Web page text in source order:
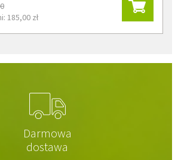
185,00 zł
Darmowa
dostawa